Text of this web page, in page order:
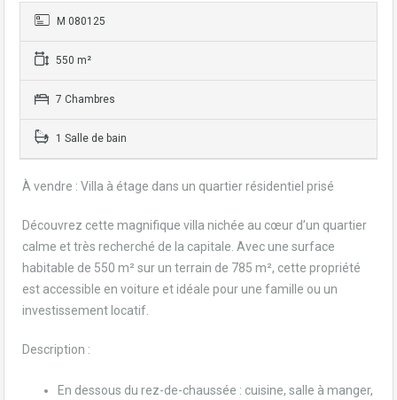
M 080125
550 m²
7 Chambres
1 Salle de bain
À vendre : Villa à étage dans un quartier résidentiel prisé
Découvrez cette magnifique villa nichée au cœur d’un quartier
calme et très recherché de la capitale. Avec une surface
habitable de 550 m² sur un terrain de 785 m², cette propriété
est accessible en voiture et idéale pour une famille ou un
investissement locatif.
Description :
En dessous du rez-de-chaussée : cuisine, salle à manger,